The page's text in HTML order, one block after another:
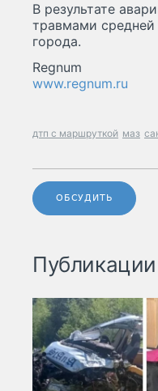
В результате
травмами
города.
Regnum
www.regnum.ru
дтп с маршруткой маз
ОБСУДИТЬ